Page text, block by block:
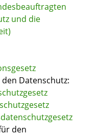
und die
Datenschutz:
den